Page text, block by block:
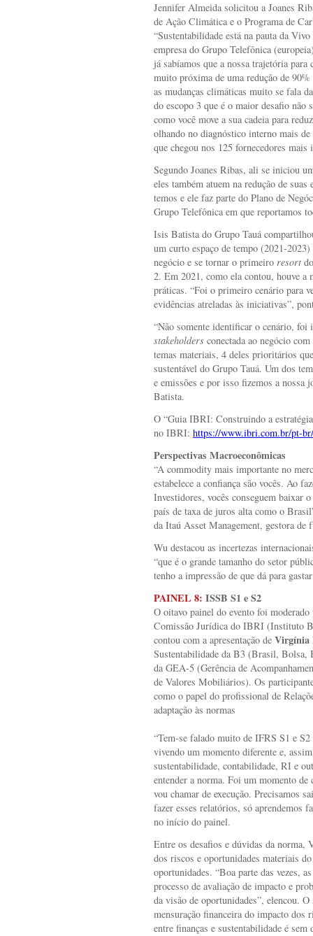
Jennifer Almeida solicitou a Joanes
de Ação Climática e o Programa de
“Sustentabilidade está na pauta da
empresa do Grupo Telefônica
já sabíamos que a nossa trajetória
muito próxima de uma redução de
as mudanças climáticas muito se fala
do escopo 3 que é o maior desafio não
como você move a sua cadeia para
olhando no diagnóstico interno mais
que chegou nos 125 fornecedores
Segundo Joanes Ribas, ali se iniciou
eles também atuem na redução de
temos e ele faz parte do Plano de
Grupo Telefônica em que reportamos
Isis Batista do Grupo Tauá
um curto espaço de tempo (2021-
negócio e se tornar o primeiro resort
2. Em 2021, como ela contou, houve a
práticas. “Foi o primeiro cenário para
evidências atreladas às iniciativas”,
“Não somente identificar o cenário, foi
stakeholders conectada ao negócio
temas materiais, 4 deles prioritários
sustentável do Grupo Tauá. Um dos
e emissões e por isso fizemos a nossa
Batista.
O “Guia IBRI: Construindo a
no IBRI: https://www.ibri.com.br/pt-
Perspectivas Macroeconômicas
“A commodity mais importante no
estabelece a confiança são vocês. Ao
Investidores, vocês conseguem baixar
país de taxa de juros alta como o
da Itaú Asset Management, gestora
Wu destacou as incertezas
“que é o grande tamanho do setor
tenho a impressão de que dá para
PAINEL 8: ISSB S1 e S2
O oitavo painel do evento foi
Comissão Jurídica do IBRI (Instituto
contou com a apresentação de Virgínia
Sustentabilidade da B3 (Brasil, Bolsa,
da GEA-5 (Gerência de
de Valores Mobiliários). Os
como o papel do profissional de
adaptação às normas
“Tem-se falado muito de IFRS S1 e
vivendo um momento diferente e,
sustentabilidade, contabilidade, RI e
entender a norma. Foi um momento
vou chamar de execução. Precisamos
fazer esses relatórios, só aprendemos
no início do painel.
Entre os desafios e dúvidas da norma,
dos riscos e oportunidades materiais
oportunidades. “Boa parte das vezes,
processo de avaliação de impacto e
da visão de oportunidades”, elencou.
mensuração financeira do impacto dos
entre finanças e sustentabilidade é